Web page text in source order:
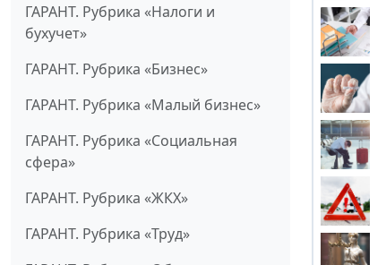
ГАРАНТ. Рубрика «Налоги и
бухучет»
ГАРАНТ. Рубрика «Бизнес»
ГАРАНТ. Рубрика «Малый бизнес»
ГАРАНТ. Рубрика «Социальная
сфера»
ГАРАНТ. Рубрика «ЖКХ»
ГАРАНТ. Рубрика «Труд»